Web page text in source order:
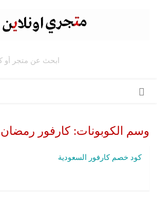
وسم الكوبونات: كارفور رمضان 2019
كود خصم كارفور السعودية